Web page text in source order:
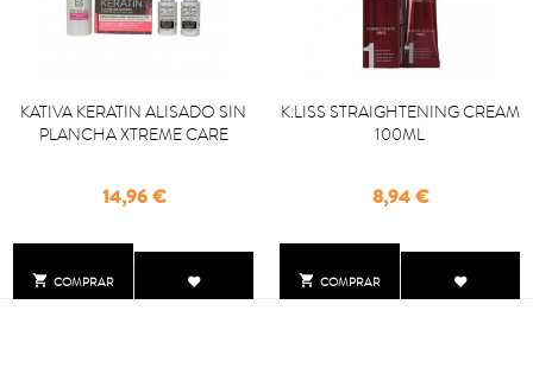
 COMPRAR
KATIVA KERATIN ALISADO SIN
PLANCHA XTREME CARE
Precio
14,96 €
 COMPRAR
K.LISS STRAIGHTENING CREAM
100ML
Precio
8,94 €